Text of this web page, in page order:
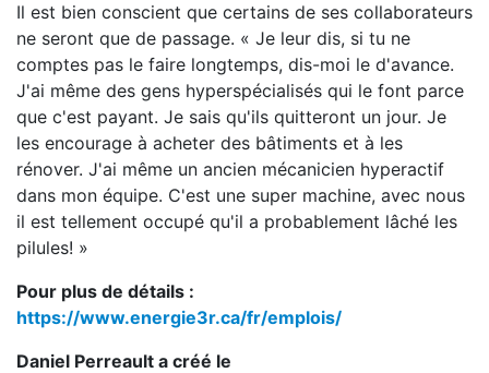
Il est bien conscient que certains de ses collaborateurs
ne seront que de passage. « Je leur dis, si tu ne
comptes pas le faire longtemps, dis-moi le d'avance.
J'ai même des gens hyperspécialisés qui le font parce
que c'est payant. Je sais qu'ils quitteront un jour. Je
les encourage à acheter des bâtiments et à les
rénover. J'ai même un ancien mécanicien hyperactif
dans mon équipe. C'est une super machine, avec nous
il est tellement occupé qu'il a probablement lâché les
pilules! »
Pour plus de détails :
https://www.energie3r.ca/fr/emplois/
Daniel Perreault a créé le